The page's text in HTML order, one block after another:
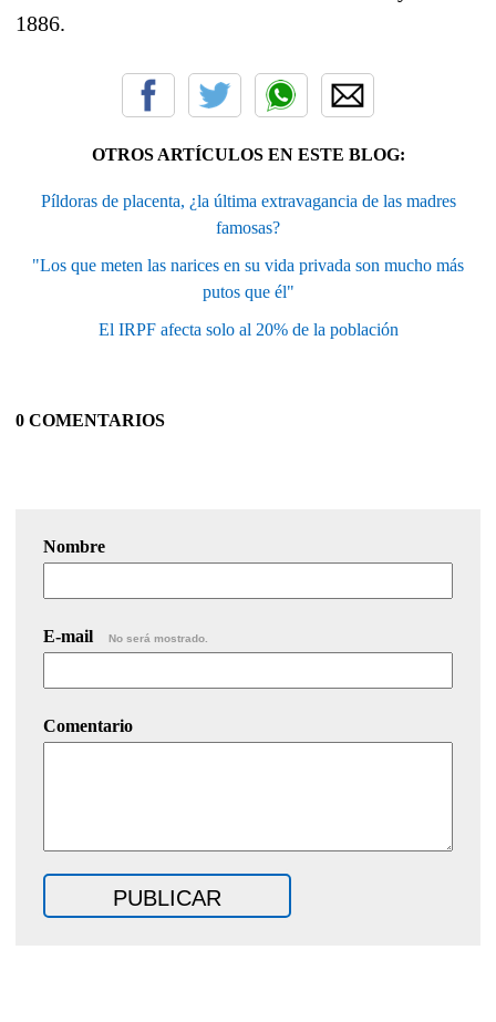
1886.
OTROS ARTÍCULOS EN ESTE BLOG:
Píldoras de placenta, ¿la última extravagancia de las madres
famosas?
"Los que meten las narices en su vida privada son mucho más
putos que él"
El IRPF afecta solo al 20% de la población
0 COMENTARIOS
Nombre
E-mail No será mostrado.
Comentario